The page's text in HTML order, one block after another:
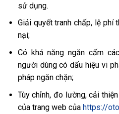
sử dụng.
Giải quyết tranh chấp, lệ phí
nại;
Có khả năng ngăn cấm
người dùng có dấu hiệu vi
pháp ngăn chặn;
Tùy chỉnh, đo lường, cải
của trang web của https://